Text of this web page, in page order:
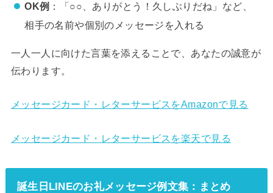
OK例 ：「○○、ありがとう！久しぶりだね」など、
相手の名前や個別のメッセージを入れる
一人一人に向けた言葉を添えることで、あなたの誠意が
伝わります。
メッセージカード・レターサービスをAmazonで見る
メッセージカード・レターサービスを楽天で見る
誕生日LINEのお礼メッセージ例文集：まとめ